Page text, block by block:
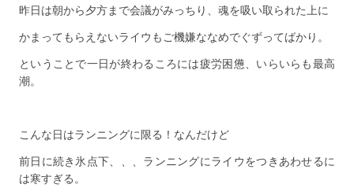
昨日は朝から夕方まで会議がみっちり、魂を吸い取られた上に
かまってもらえないライウもご機嫌ななめでぐずってばかり。
ということで一日が終わるころには疲労困憊、いらいらも最高
潮。
こんな日はランニングに限る！なんだけど
前日に続き氷点下、、、ランニングにライウをつきあわせるに
は寒すぎる。